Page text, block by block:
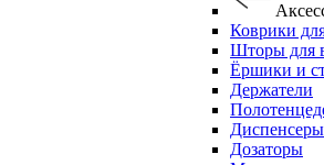
Коврики
Шторы для
Ёршики и
Держатели
Диспенсеры
Дозаторы